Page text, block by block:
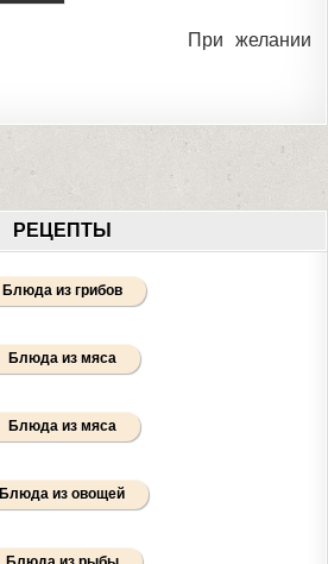
При желании
РЕЦЕПТЫ
Блюда из грибов
Блюда из мяса
Блюда из мяса
Блюда из овощей